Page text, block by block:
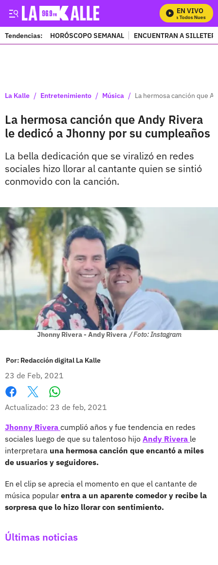
EN VIVO
Mira Todos Nuestros
Tendencias: HORÓSCOPO SEMANAL ENCUENTRAN A
La Kalle / Entretenimiento / Música / La hermosa canción que
La hermosa canción que Andy Rivera
le dedicó a Jhonny por su cumpleaños
La bella dedicación que se viralizó en redes
sociales hizo llorar al cantante quien se sintió
conmovido con la canción.
Jhonny Rivera - Andy Rivera / Foto: Instagram
Por: Redacción digital La Kalle
23 de Feb, 2021
Facebook
X
Actualizado: 23 de feb, 2021
Jhonny Rivera cumplió años y fue tendencia en redes
sociales luego de que su talentoso hijo Andy Rivera le
interpretara una hermosa canción que encantó a miles
de usuarios y seguidores.
En el clip se aprecia el momento en que el cantante de
música popular entra a un aparente comedor y recibe la
sorpresa que lo hizo llorar con sentimiento.
Últimas noticias